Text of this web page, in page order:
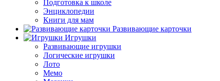
Подготовка к школе
Энциклопедии
Книги для мам
Развивающие карточки
Игрушки
Развивающие игрушки
Логические игрушки
Лото
Мемо